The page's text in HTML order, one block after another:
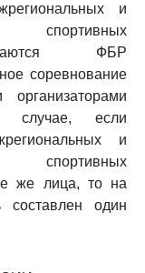
и
спортивных
ФБР
соревнование
случае, если
и
спортивных
же лица, то на
составлен один